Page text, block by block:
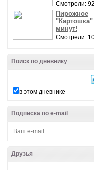
Смотрели: 92
Пирожное
"Картошка"
минут!
Смотрели:
Поиск по дневнику
в этом дневнике
Подписка по e-mail
Друзья